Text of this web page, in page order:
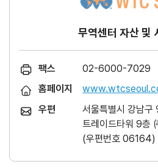
무역센터 자산 및
팩스
02-6000-7029
홈페이지
우편
서울특별시 강남구
트레이드타워 9층
(우편번호 06164)